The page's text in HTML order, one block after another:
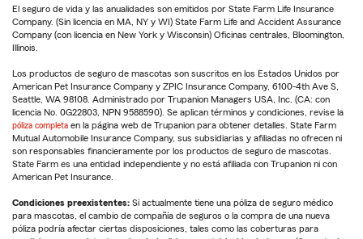
El seguro de vida y las anualidades son emitidos por State Farm Life Insurance
Company. (Sin licencia en MA, NY y WI) State Farm Life and Accident Assurance
Company (con licencia en New York y Wisconsin) Oficinas centrales, Bloomington,
Illinois.
Los productos de seguro de mascotas son suscritos en los Estados Unidos por
American Pet Insurance Company y ZPIC Insurance Company, 6100-4th Ave S,
Seattle, WA 98108. Administrado por Trupanion Managers USA, Inc. (CA: con
licencia No. 0G22803, NPN 9588590). Se aplican términos y condiciones, revise la
póliza completa en la página web de Trupanion para obtener detalles. State Farm
Mutual Automobile Insurance Company, sus subsidiarias y afiliadas no ofrecen ni
son responsables financieramente por los productos de seguro de mascotas.
State Farm es una entidad independiente y no está afiliada con Trupanion ni con
American Pet Insurance.
Condiciones preexistentes: Si actualmente tiene una póliza de seguro médico
para mascotas, el cambio de compañía de seguros o la compra de una nueva
póliza podría afectar ciertas disposiciones, tales como las coberturas para